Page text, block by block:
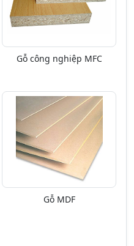
Gỗ công nghiệp MFC
Gỗ MDF